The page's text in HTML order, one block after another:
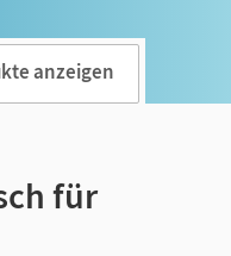
anzeigen
für